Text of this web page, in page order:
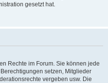
gesetzt hat.
Rechte im Forum. Sie können jede
setzen, Mitglieder
vergeben usw. Die